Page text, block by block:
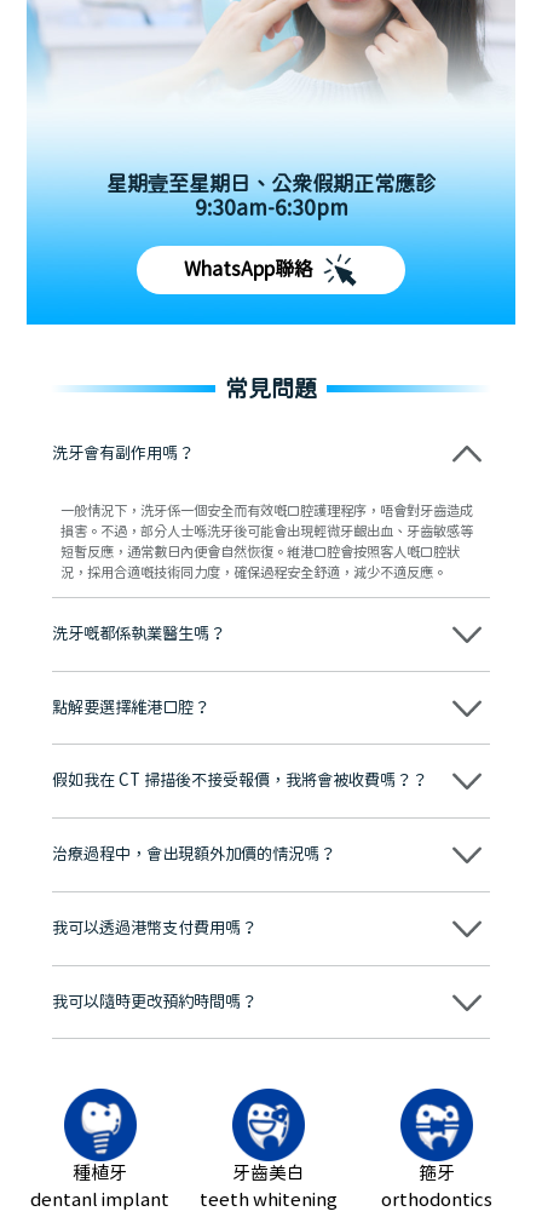
星期壹至星期日、公眾假期正常應診
9:30am-6:30pm
WhatsApp聯絡
常見問題
洗牙會有副作用嗎？
一般情況下，洗牙係一個安全而有效嘅口腔護理程序，唔會對牙齒造成
損害。不過，部分人士喺洗牙後可能會出現輕微牙齦出血、牙齒敏感等
短暫反應，通常數日內便會自然恢復。維港口腔會按照客人嘅口腔狀
況，採用合適嘅技術同力度，確保過程安全舒適，減少不適反應。
洗牙嘅都係執業醫生嗎？
係，維港口腔所有進行洗牙服務嘅人員，均係經專業培訓並持有執業資
況制定合適嘅清潔方案，確保整個洗牙過程安全、衛生同專業，讓客人
點解要選擇維港口腔？
維港口腔踐行「醫道濟世」的大學校訓，各分院匯聚來自香港、內地的
牌」、「2025香港企業領袖品牌」，是諾貝爾種植系統全球放心植牙中
至今已服務超過三十個國家和地區的顧客，受到粵港澳大灣區及周邊城
市市民極高的口碑評價及信任推薦 珠海、深圳設有八大分院，香港亦設
有咨詢及服務保障中心，有任何問題都可以隨時預約免費咨詢，讓人十
假如我在 CT 掃描後不接受報價，我將會被收費嗎？？
不會！只要未開始實際服務之前，你不會被收取任何費用。
治療過程中，會出現額外加價的情況嗎？
不會，治療前我們會詳細說明治療方案及對應的價錢，顧客同意並簽字
我可以透過港幣支付費用嗎？
可以。維港口腔會按照當日匯率轉算收取費用，而匯率會及時告知客人
我可以隨時更改預約時間嗎？
可以，請盡早通過wechat或whatsapp聯絡我們，告知我們你原本預約
種植牙
dentanl implant
牙齒美白
teeth whitening
箍牙
orthodontics